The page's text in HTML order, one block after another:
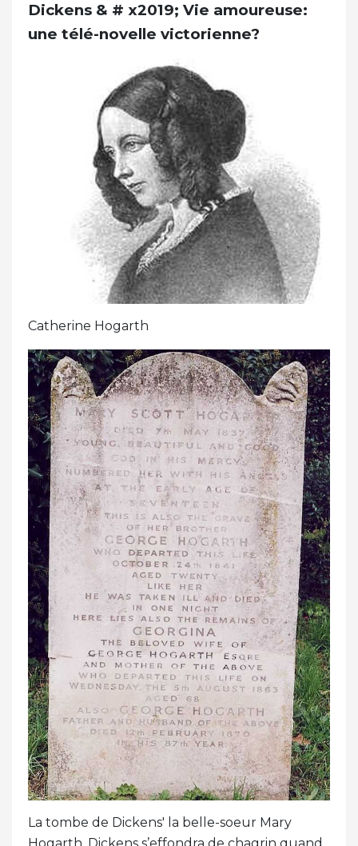
Dickens & # x2019; Vie amoureuse:
une télé-novelle victorienne?
Catherine Hogarth
La tombe de Dickens' la belle-soeur Mary